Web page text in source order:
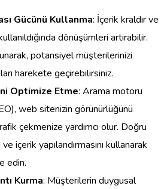
Gücünü Kullanma: İçerik kraldır ve
dönüşümleri artırabilir.
potansiyel müşterilerinizi
harekete geçirebilirsiniz.
Optimize Etme: Arama motoru
web sitenizin görünürlüğünü
çekmenize yardımcı olur. Doğru
içerik yapılandırmasını kullanarak
edin.
Kurma: Müşterilerin duygusal